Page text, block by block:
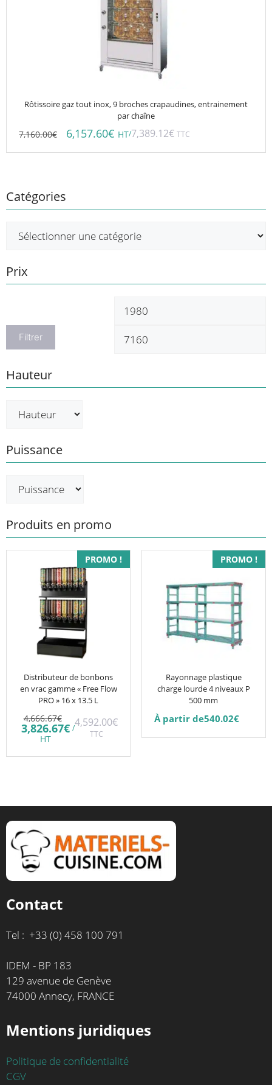
Rôtissoire gaz tout inox, 9 broches crapaudines, entrainement
par chaîne
7,160.00€ 6,157.60€ HT/7,389.12€ TTC
Catégories
Prix
Prix
Filtrer
Hauteur
Puissance
Produits en promo
PROMO !
Distributeur de bonbons
en vrac gamme « Free Flow
PRO » 16 x 13.5 L
4,666.67€ Le
prix
initial
4,666.67€.
3,826.67€Le
est :
HT
/4,592.00€
TTC
PROMO !
Rayonnage plastique
charge lourde 4 niveaux P
500 mm
À partir de540.02€
plusieurs
variations.
choisies
page
Contact
Tel : +33 (0) 458 100 791
IDEM - BP 183
129 avenue de Genève
74000 Annecy, FRANCE
Mentions juridiques
Politique de confidentialité
CGV